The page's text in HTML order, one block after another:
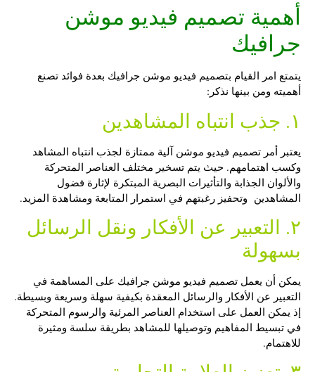
أهمية تصميم فيديو موشن
جرافيك
يتمتع امر القيام بتصميم فيديو موشن جرافيك بعدة فوائد تصنع
أهميته ومن بينها نذكر:
١. جذب انتباه المشاهدين
يعتبر أمر تصميم فيديو موشن آلية ممتازة لجذب انتباه المشاهد
وكسب اهتمامهم. حيث يتم تسخير مختلف العناصر المتحركة
والألوان الجذابة والتأثيرات البصرية المبتكرة لإثارة فضول
المشاهدين وتحفيز رغبتهم في استمرار المتابعة ومشاهدة المزيد.
٢. التعبير عن الأفكار ونقل الرسائل
بسهولة
يمكن أن يعمل تصميم فيديو موشن جرافيك على المساهمة في
التعبير عن الأفكار والرسائل المعقدة بكيفية سهلة وسريعة وبسيطة.
إذ يمكن العمل على استخدام العناصر المرئية والرسوم المتحركة
في تبسيط المفاهيم وتوصيلها للمشاهد بطريقة سلسة ومثيرة
للاهتمام.